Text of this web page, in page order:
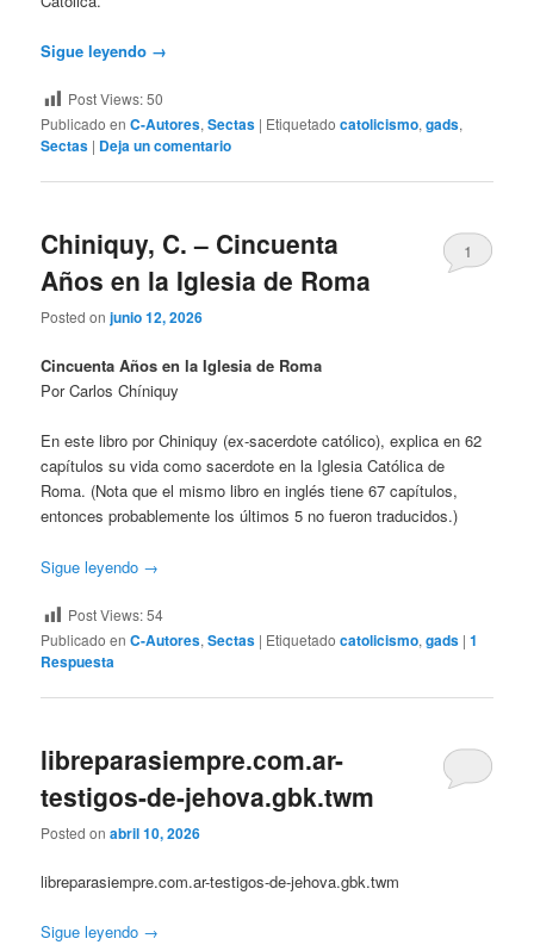
Sigue leyendo →
Post Views:50
Publicado en C-Autores,Sectas | Etiquetado catolicismo,gads,
Sectas | Deja un comentario
Chiniquy, C. – Cincuenta
Años en la Iglesia de Roma
Posted onjunio 12, 2026
1
Cincuenta Años en la Iglesia de Roma
Por Carlos Chíniquy
En este libro por Chiniquy (ex-sacerdote católico), explica en 62
capítulos su vida como sacerdote en la Iglesia Católica de
Roma. (Nota que el mismo libro en inglés tiene 67 capítulos,
entonces probablemente los últimos 5 no fueron traducidos.)
Sigue leyendo →
Post Views:54
Publicado en C-Autores,Sectas | Etiquetado catolicismo,gads |1
Respuesta
libreparasiempre.com.ar-
testigos-de-jehova.gbk.twm
Posted onabril 10, 2026
libreparasiempre.com.ar-testigos-de-jehova.gbk.twm
Sigue leyendo →